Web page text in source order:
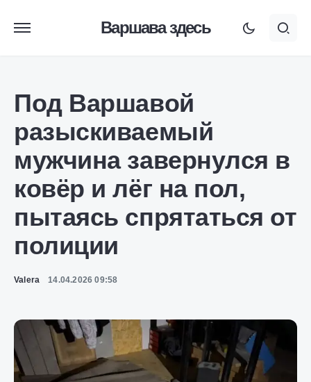
Варшава здесь
Под Варшавой
разыскиваемый
мужчина завернулся в
ковёр и лёг на пол,
пытаясь спрятаться от
полиции
Valera 14.04.2026 09:58